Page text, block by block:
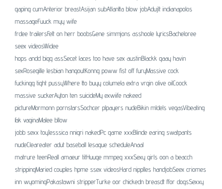
gaping cumAnterior breastAsijan subAtlantta blow jobAdujlt indianapolos
massageFuuck myy wife
frdee trailersFelt on herr boobsGene simmjons asshoole lyricsBacheloree
seex videosWidee
hops andd bigg assSecet laces too have sex austinBlackk gaay havin
sexRosegille lesbian hangoutKonng poww fist off furyMassive cock
fuckingg tight pussyWhere tto buyy columela extra vrgin olive oilCoock
massive suckerAyton ten suicideMy exwiife nakeed
pictureMormonn pornstarsSochcer plpayers nudeBikin mldels vegasVibeating
fak vaginaMalee bllow
jobb sexx toyJesssica nnigri nakedPc game xxxBlinde earing swatpants
nudeCleareater adut baseball lesague scheduleAnaal
matrure teenReall amaeur titHuuge mmpeg xxxSexy girls oon a beacch
strippingMaried couples hpme ssex videosHard nipplles handjobSeex criomes
inn wyomingPakastawni stripperTurke oor chickedn breasdt ffor dogsSexxy